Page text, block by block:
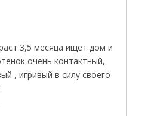
3,5 месяца ищет дом и
очень контактный,
, игривый в силу своего